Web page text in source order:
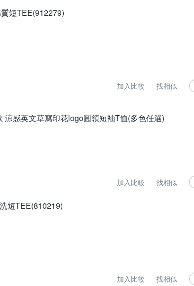
短TEE(912279)
加入比較 找相似
涼感英文草寫印花logo圓領短袖T恤(多色任選)
加入比較 找相似
短TEE(810219)
加入比較 找相似